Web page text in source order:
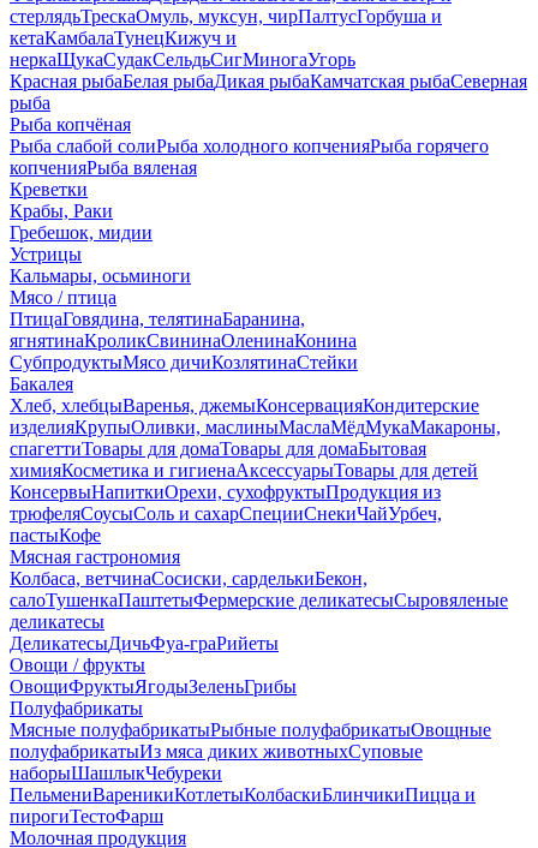
стерлядьТрескаОмуль, муксун, чирПалтусГорбуша и
кетаКамбалаТунецКижуч и
неркаЩукаСудакСельдьСигМиногаУгорь
Красная рыбаБелая рыбаДикая рыбаКамчатская рыбаСеверная
рыба
Рыба копчёная
Рыба слабой солиРыба холодного копченияРыба горячего
копченияРыба вяленая
Креветки
Крабы, Раки
Гребешок, мидии
Устрицы
Кальмары, осьминоги
Мясо / птица
ПтицаГовядина, телятинаБаранина,
ягнятинаКроликСвининаОленинаКонина
СубпродуктыМясо дичиКозлятинаСтейки
Бакалея
Хлеб, хлебцыВаренья, джемыКонсервацияКондитерские
изделияКрупыОливки, маслиныМаслаМёдМукаМакароны,
спагеттиТовары для домаТовары для домаБытовая
химияКосметика и гигиенаАксессуарыТовары для детей
КонсервыНапиткиОрехи, сухофруктыПродукция из
трюфеляСоусыСоль и сахарСпецииСнекиЧайУрбеч,
пастыКофе
Мясная гастрономия
Колбаса, ветчинаСосиски, сарделькиБекон,
салоТушенкаПаштетыФермерские деликатесыСыровяленые
деликатесы
ДеликатесыДичьФуа-граРийеты
Овощи / фрукты
ОвощиФруктыЯгодыЗеленьГрибы
Полуфабрикаты
Мясные полуфабрикатыРыбные полуфабрикатыОвощные
полуфабрикатыИз мяса диких животныхСуповые
наборыШашлыкЧебуреки
ПельмениВареникиКотлетыКолбаскиБлинчикиПицца и
пирогиТестоФарш
Молочная продукция